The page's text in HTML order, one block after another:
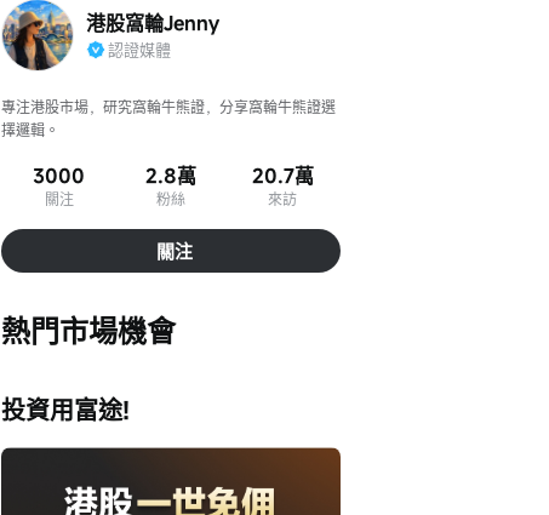
港股窩輪Jenny
認證媒體
專注港股市場，研究窩輪牛熊證，分享窩輪牛熊證選
擇邏輯。
3000
關注
2.8萬
粉絲
20.7萬
來訪
關注
熱門市場機會
投資用富途!